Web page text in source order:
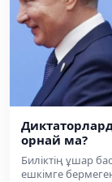
орнай ма?
Биліктің ұшар
ешкімге